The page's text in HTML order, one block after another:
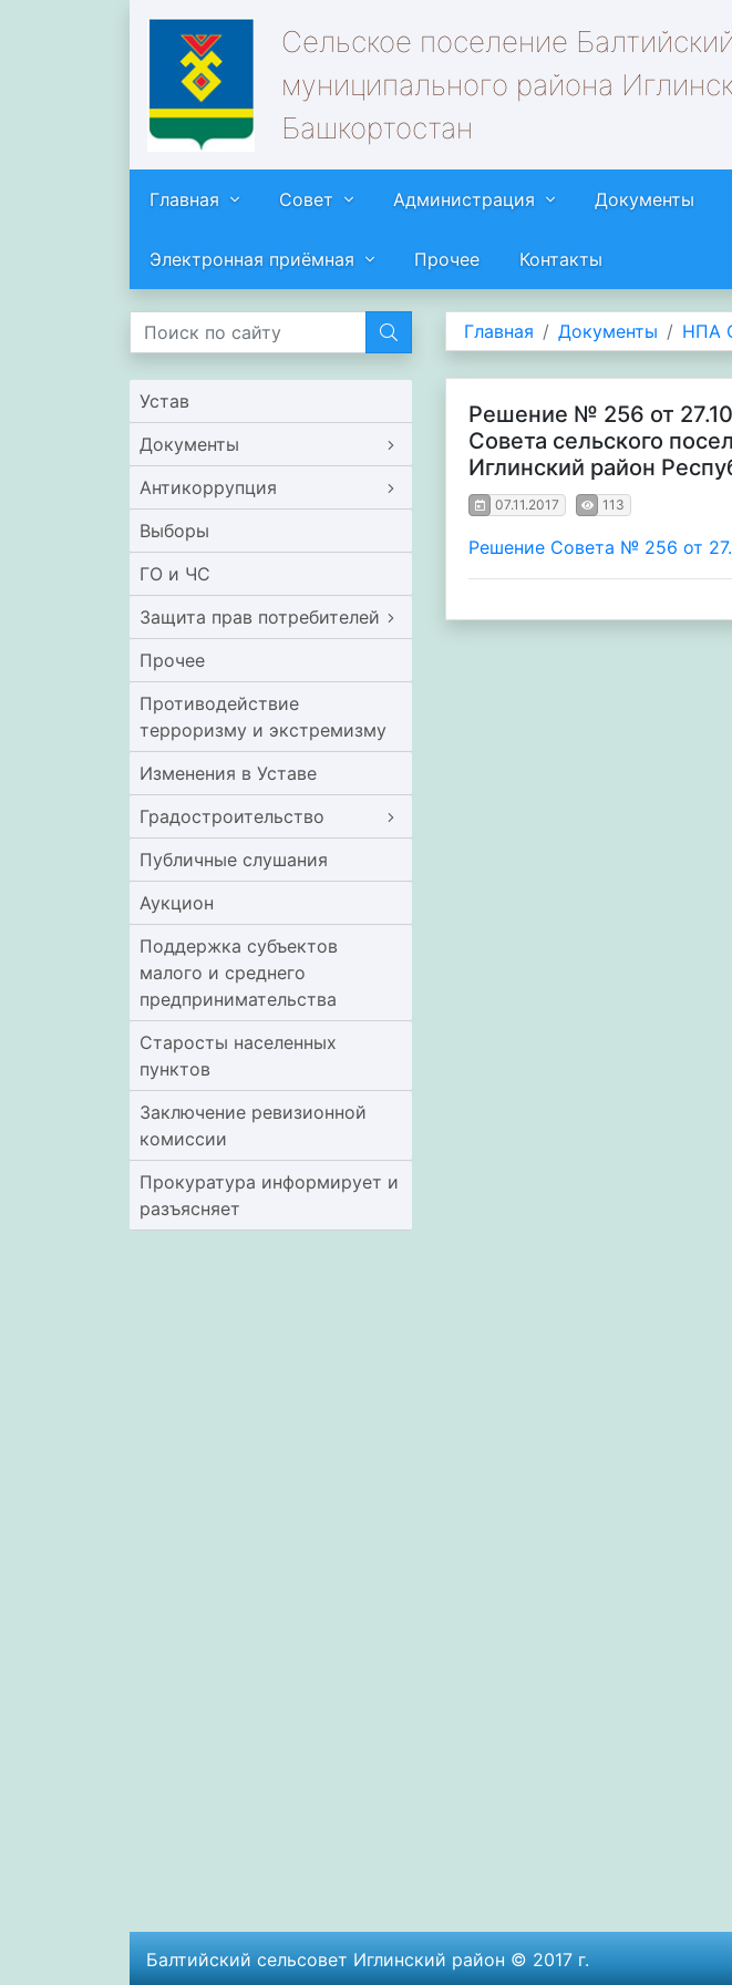
Сельское поселение
муниципального района
Башкортостан
Главная Совет Администрация Документы
Электронная приёмная Прочее Контакты
Устав
Документы
Антикоррупция
Выборы
ГО и ЧС
Защита прав потребителей
Прочее
Противодействие
терроризму и экстремизму
Изменения в Уставе
Градостроительство
Публичные слушания
Аукцион
Поддержка субъектов
малого и среднего
предпринимательства
Старосты населенных
пунктов
Заключение ревизионной
комиссии
Прокуратура информирует и
разъясняет
Главная Документы НПА
Решение № 256 от
Совета сельского
Иглинский район
07.11.2017 113
Решение Совета № 256 от
Балтийский сельсовет Иглинский район © 2017 г.